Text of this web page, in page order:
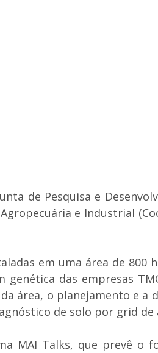
de Pesquisa e
e Industrial
em uma área de 800
das empresas
área, o planejamento e a
de solo por grid de
MAI Talks, que prevê o